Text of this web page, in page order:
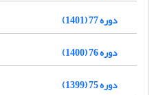
دوره 77 (1401)
دوره 76 (1400)
دوره 75 (1399)